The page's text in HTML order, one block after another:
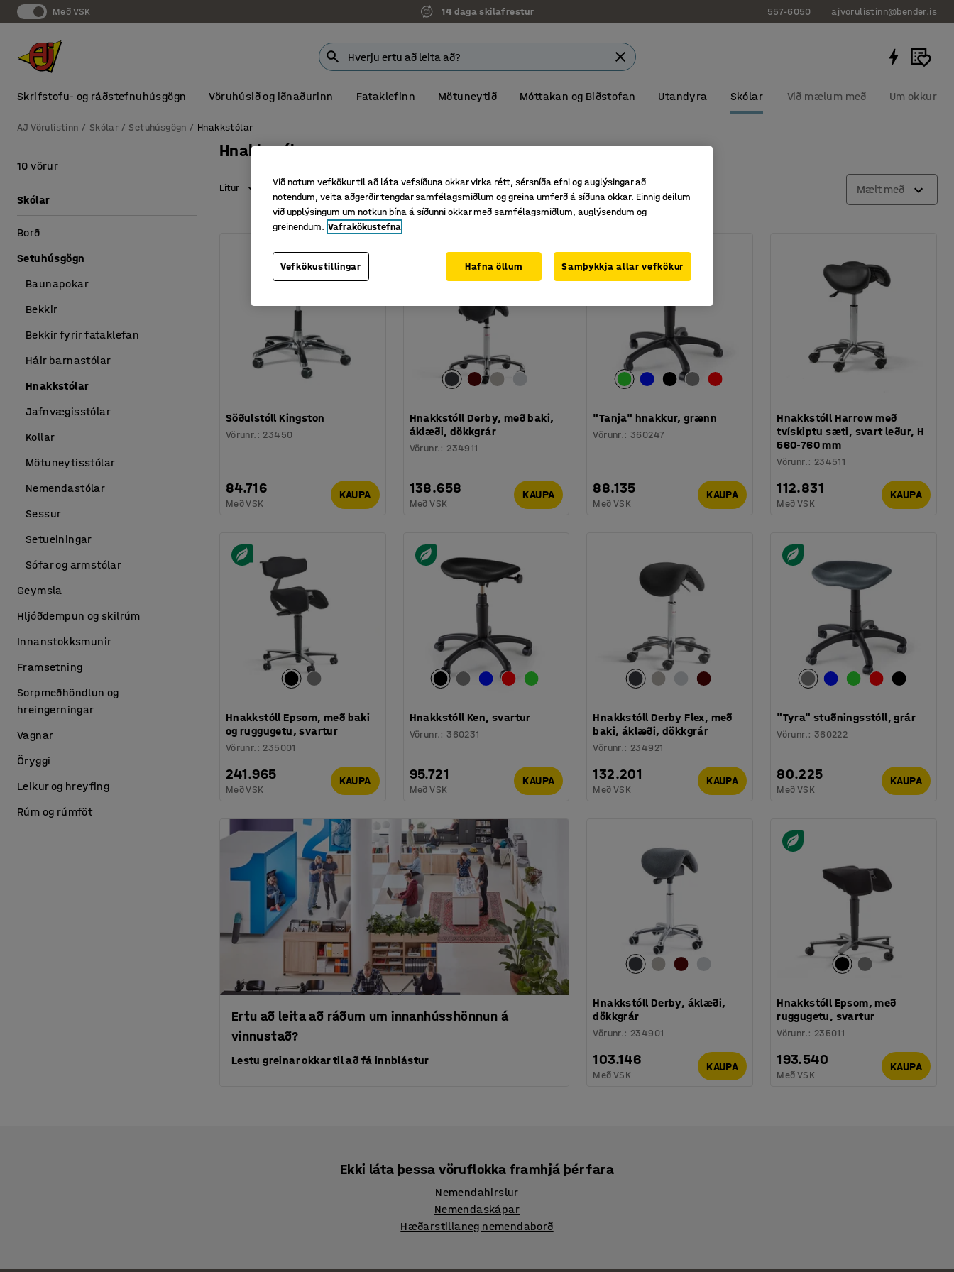
Með VSK 14 daga skilafrestur 557-6050 ajvorulistinn@bender.is
Skrifstofu- og ráðstefnuhúsgögn Vöruhúsið og iðnaðurinn Fataklefinn Mötuneytið Móttakan og Biðstofan Utandyra Skólar Við mælum með Um okkur
AJ Vörulistinn Skólar Setuhúsgögn Hnakkstólar
Hnakkstólar
Litur Sætis hæð Efni Mælt með
Söðulstóll Kingston
Vörunr. : 23450
84.716
Með VSK
KAUPA
Hnakkstóll Derby, með baki,
áklæði, dökkgrár
Vörunr.: 234911
138.658
Með VSK
KAUPA
"Tanja" hnakkur, grænn
Vörunr.:360247
88.135
Með VSK
KAUPA
Hnakkstóll Harrow með
tvískiptu sæti, svart leður, H
560-760 mm
Vörunr.: 234511
112.831
Með VSK
KAUPA
Hnakkstóll Epsom, með baki
og ruggugetu, svartur
Vörunr. : 235001
241.965
Með VSK
KAUPA
Hnakkstóll Ken, svartur
Vörunr.:360231
95.721
Með VSK
KAUPA
Hnakkstóll Derby Flex, með
baki, áklæði, dökkgrár
Vörunr.: 234921
132.201
Með VSK
KAUPA
"Tyra" stuðningsstóll, grár
Vörunr.: 360222
80.225
Með VSK
KAUPA
Ertu að leita að ráðum um innanhússhönnun á
vinnustað?
Lestu greinar okkar til að fá innblástur
Hnakkstóll Derby, áklæði,
dökkgrár
Vörunr.: 234901
103.146
Með VSK
KAUPA
Hnakkstóll Epsom, með
ruggugetu, svartur
Vörunr.: 235011
193.540
Með VSK
KAUPA
10 vörur
Skólar
Borð
Setuhúsgögn
Baunapokar
Bekkir
Bekkir fyrir fataklefan
Háir barnastólar
Hnakkstólar
Jafnvægisstólar
Kollar
Mötuneytisstólar
Nemendastólar
Sessur
Setueiningar
Sófar og armstólar
Geymsla
Hljóðdempun og skilrúm
Innanstokksmunir
Framsetning
Sorpmeðhöndlun og
hreingerningar
Vagnar
Öryggi
Leikur og hreyfing
Rúm og rúmföt
Ekki láta þessa vöruflokka framhjá þér fara
Nemendahirslur
Nemendaskápar
Hæðarstillaneg nemendaborð
Við notum vefkökur til að láta vefsíðuna okkar virka rétt, sérsníða efni og auglýsingar að
notendum, veita aðgerðir tengdar samfélagsmiðlum og greina umferð á síðuna okkar. Einnig deilum
við upplýsingum um notkun þína á síðunni okkar með samfélagsmiðlum, auglýsendum og
greinendum. Vafrakökustefna
Vefkökustillingar Hafna öllum Samþykkja allar vefkökur